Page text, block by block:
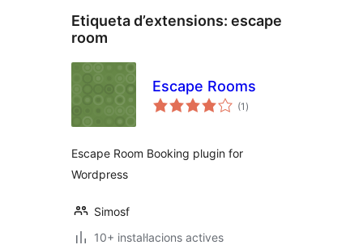
Etiqueta d’extensions: escape
room
Escape Rooms
(1 puntuacions
totals
)
Escape Room Booking plugin for
Wordpress
Simosf
10+ instal·lacions actives